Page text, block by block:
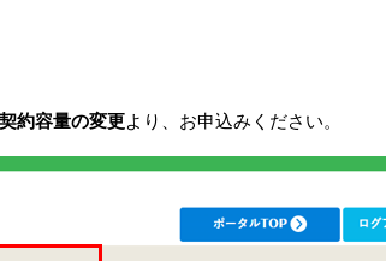
約容量の変更より、お申込みください。